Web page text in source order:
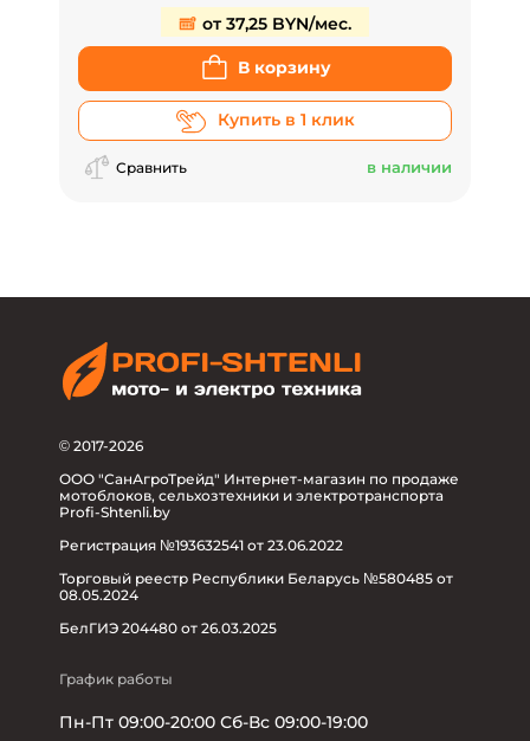
от 37,25 BYN/мес.
В корзину
Купить в 1 клик
Сравнить в наличии
© 2017-2026
ООО "СанАгроТрейд" Интернет-магазин по продаже
мотоблоков, сельхозтехники и электротранспорта
Profi-Shtenli.by
Регистрация №193632541 от 23.06.2022
Торговый реестр Республики Беларусь №580485 от
08.05.2024
БелГИЭ 204480 от 26.03.2025
График работы
Пн-Пт 09:00-20:00 Сб-Вс 09:00-19:00